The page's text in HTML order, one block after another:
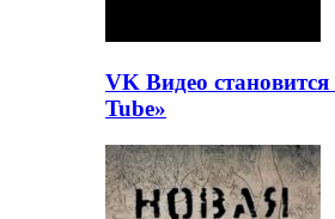
VK Видео
Tube»